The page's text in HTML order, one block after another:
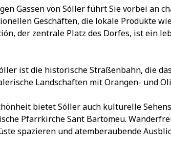
Gassen von Sóller führt Sie vorbei an
Geschäften, die lokale Produkte
der zentrale Platz des Dorfes, ist ein
ist die historische Straßenbahn, die
Landschaften mit Orangen- und
bietet Sóller auch kulturelle
Pfarrkirche Sant Bartomeu.
spazieren und atemberaubende